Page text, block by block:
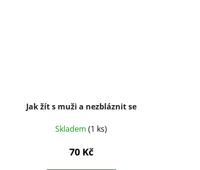
Jak žít s muži a nezbláznit se
Skladem(1 ks)
70 Kč